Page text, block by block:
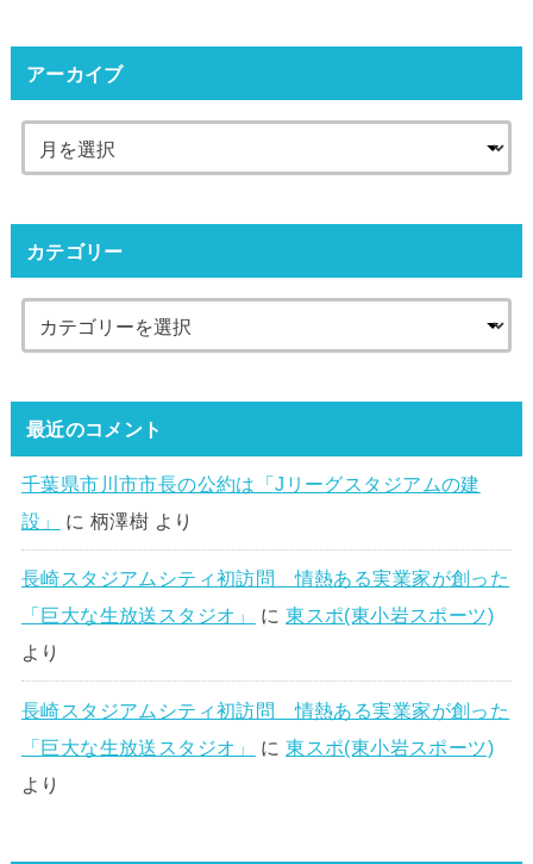
アーカイブ
カテゴリー
最近のコメント
千葉県市川市市長の公約は「Jリーグスタジアムの建
設」
に 柄澤樹 より
長崎スタジアムシティ初訪問 情熱ある実業家が創った
「巨大な生放送スタジオ」
に東スポ(東小岩スポーツ)
より
長崎スタジアムシティ初訪問 情熱ある実業家が創った
「巨大な生放送スタジオ」
に東スポ(東小岩スポーツ)
より